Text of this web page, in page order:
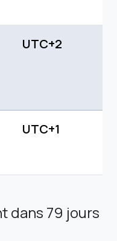
UTC+2
UTC+1
dans 79 jours